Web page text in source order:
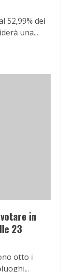
52,99% dei
una...
in
23
otto i